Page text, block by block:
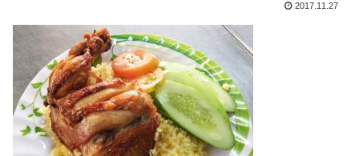
2017.11.27